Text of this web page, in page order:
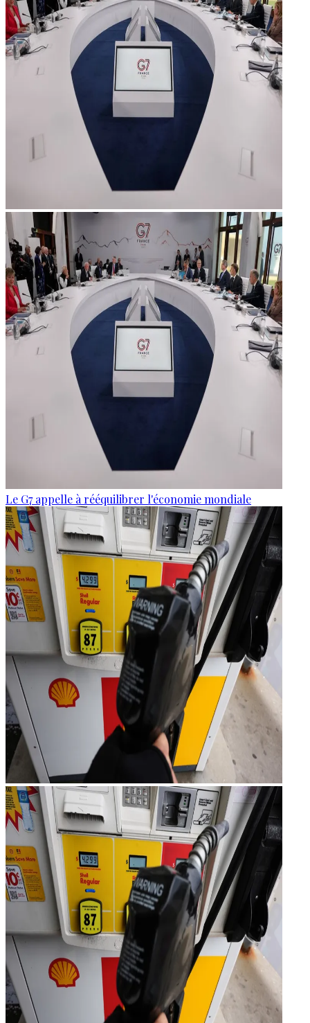
Le G7 appelle à rééquilibrer l'économie mondiale